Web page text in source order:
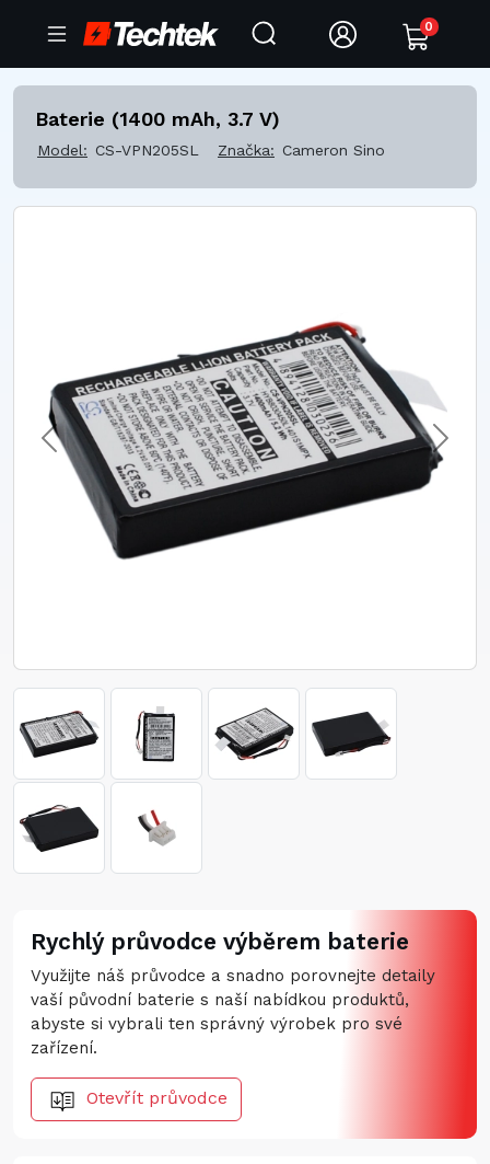
0
Baterie (1400 mAh, 3.7 V)
Model: CS-VPN205SL Značka: Cameron Sino
Rychlý průvodce výběrem baterie
Využijte náš průvodce a snadno porovnejte detaily
vaší původní baterie s naší nabídkou produktů,
abyste si vybrali ten správný výrobek pro své
zařízení.
Otevřít průvodce